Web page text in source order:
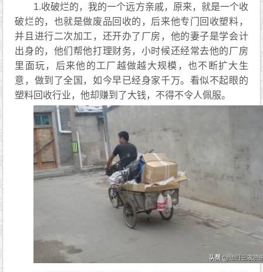
1.收破烂的，我的一个远方亲戚，原来，就是一个收
破烂的，也就是做废品回收的，后来他专门回收塑料，
并且进行二次加工，还开办了厂房，他的妻子是学会计
出身的，他们帮他打理财务，小时候还经常去他的厂房
里面玩，后来他的工厂越做越大规模，也不断扩大生
意，做到了全国，如今早已经身家千万。看似不起眼的
塑料回收行业，他却赚到了大钱，不得不令人佩服。